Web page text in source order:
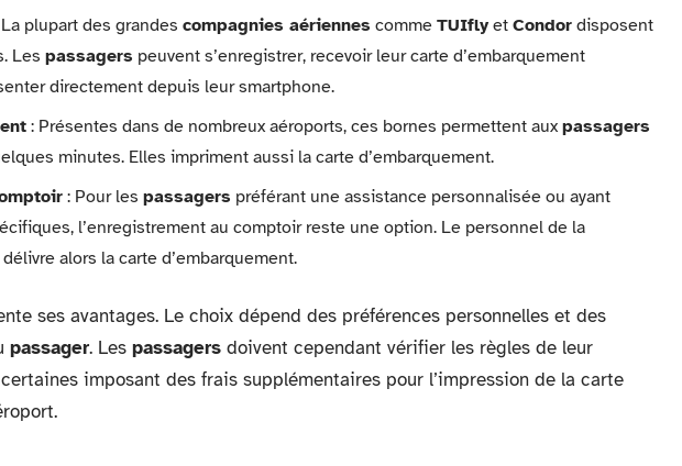
plupart des grandes compagnies aériennes comme TUIfly et Condor disposent
Les passagers peuvent s’enregistrer, recevoir leur carte d’embarquement
directement depuis leur smartphone.
: Présentes dans de nombreux aéroports, ces bornes permettent aux passagers
minutes. Elles impriment aussi la carte d’embarquement.
: Pour les passagers préférant une assistance personnalisée ou ayant
l’enregistrement au comptoir reste une option. Le personnel de la
délivre alors la carte d’embarquement.
ses avantages. Le choix dépend des préférences personnelles et des
passager. Les passagers doivent cependant vérifier les règles de leur
imposant des frais supplémentaires pour l’impression de la carte